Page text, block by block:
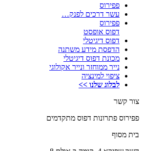
פפירוס
עשר דרכים לפנק…
פפירוס
דפוס אופסט
דפוס דיגיטלי
הדפסת מידע משתנה
מכונת דפוס דיגיטלי
נייר ממוחזר ונייר אקולוגי
ציפוי למינציה
לבלוג שלנו >>
צור קשר
פפירוס פתרונות דפוס מתקדמים
בית מסוף